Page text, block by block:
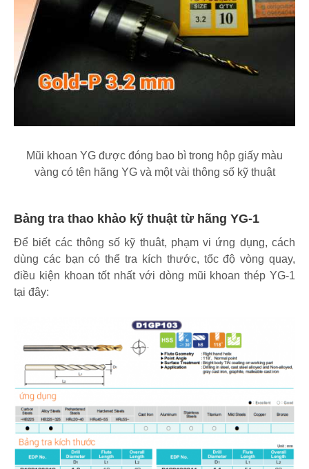
Mũi khoan YG được đóng bao bì trong hộp giấy màu
vàng có tên hãng YG và một vài thông số kỹ thuật
Bảng tra thao khảo kỹ thuật từ hãng YG-1
Để biết các thông số kỹ thuât, phạm vi ứng dụng, cách
dùng các bạn có thể tra kích thước, tốc độ vòng quay,
điều kiện khoan tốt nhất với dòng mũi khoan thép YG-1
tại đây: